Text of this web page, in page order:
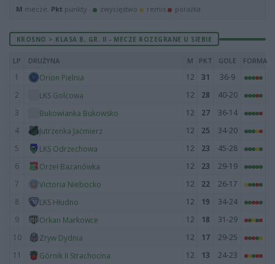
M mecze, Pkt punkty · zwycięstwo remis porażka
KROSNO > KLASA B, GR. II - MECZE ROZEGRANE U SIEBIE
LP DRUŻYNA M PKT GOLE FORMA
1 Orion Pielnia 12 31
36-9
2
LKS Golcowa 12 28
40-20
3
Bukowianka Bukowsko 12 27
36-14
4
Jutrzenka Jaćmierz 12 25
34-20
5
LKS Odrzechowa 12 23
45-28
6
Orzeł Bażanówka 12 23
29-19
7
Victoria Niebocko 12 22
26-17
8
LKS Hłudno 12 19
34-24
9
Orkan Markowce 12 18
31-29
10
Zryw Dydnia 12 17
29-25
11
Górnik II Strachocina 12 13 24-23